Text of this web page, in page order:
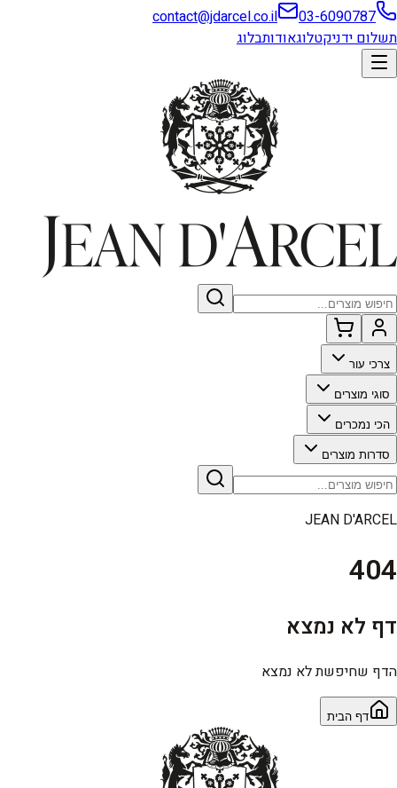
03-6090787
contact@jdarcel.co.il
תשלום ידניקטלוגאודותבלוג
צרכי עור
סוגי מוצרים
הכי נמכרים
סדרות מוצרים
JEAN D'ARCEL
404
דף לא נמצא
הדף שחיפשת לא נמצא
דף הבית